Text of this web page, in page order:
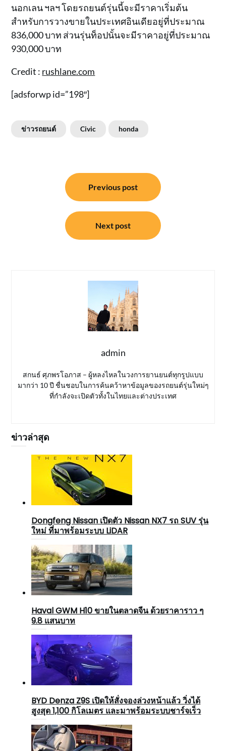
นอกเลน ฯลฯ โดยรถยนต์รุ่นนี้จะมีราคาเริ่มต้น
สำหรับการวางขายในประเทศอินเดียอยู่ที่ประมาณ
836,000 บาท ส่วนรุ่นท็อปนั้นจะมีราคาอยู่ที่ประมาณ
930,000 บาท
Credit : rushlane.com
[adsforwp id=”198″]
ข่าวรถยนต์ Civic honda
Previous post
Next post
admin
สกนธ์ ศุภพรโอภาส – ผู้หลงไหลในวงการยานยนต์ทุกรูปแบบ
มากว่า 10 ปี ชื่นชอบในการค้นคว้าหาข้อมูลของรถยนต์รุ่นใหม่ๆ
ที่กำลังจะเปิดตัวทั้งในไทยและต่างประเทศ
ข่าวล่าสุด
Dongfeng Nissan เปิดตัว Nissan NX7 รถ SUV รุ่น
ใหม่ ที่มาพร้อมระบบ LiDAR
Haval GWM H10 ขายในตลาดจีน ด้วยราคาราว ๆ
9.8 แสนบาท
BYD Denza Z9S เปิดให้สั่งจองล่วงหน้าแล้ว วิ่งได้
สูงสุด 1,100 กิโลเมตร และมาพร้อมระบบชาร์จเร็ว